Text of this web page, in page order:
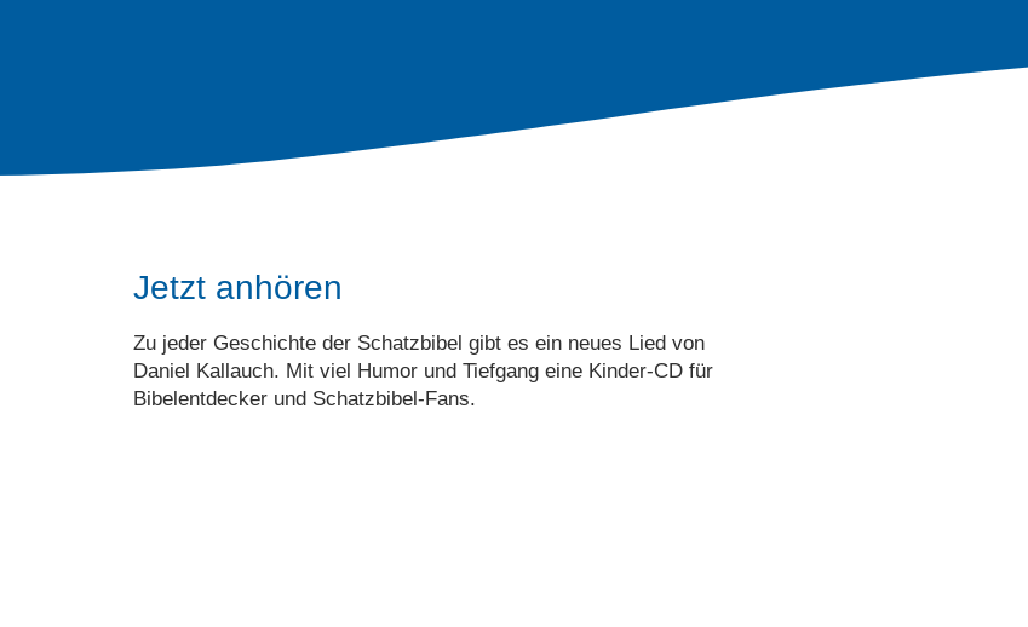
Jetzt anhören
Zu jeder Geschichte der Schatzbibel gibt es ein neues Lied von
Daniel Kallauch. Mit viel Humor und Tiefgang eine Kinder-CD für
Bibelentdecker und Schatzbibel-Fans.